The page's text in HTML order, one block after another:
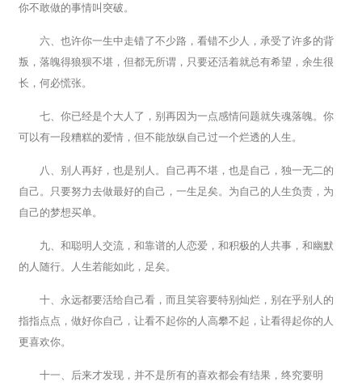
你不敢做的事情叫突破。
六、也许你一生中走错了不少路，看错不少人，承受了许多的背
叛，落魄得狼狈不堪，但都无所谓，只要还活着就总有希望，余生很
长，何必慌张。
七、你已经是个大人了，别再因为一点感情问题就失魂落魄。你
可以有一段糟糕的爱情，但不能放纵自己过一个烂透的人生。
八、别人再好，也是别人。自己再不堪，也是自己，独一无二的
自己。只要努力去做最好的自己，一生足矣。为自己的人生负责，为
自己的梦想买单。
九、和聪明人交流，和靠谱的人恋爱，和积极的人共事，和幽默
的人随行。人生若能如此，足矣。
十、永远都要活给自己看，而且笑容要特别灿烂，别在乎别人的
指指点点，做好你自己，让看不起你的人高攀不起，让看得起你的人
更喜欢你。
十一、后来才发现，并不是所有的喜欢都会有结果，终究要明